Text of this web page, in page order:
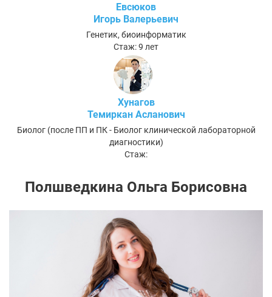
Евсюков
Игорь Валерьевич
Генетик, биоинформатик
Стаж: 9 лет
Хунагов
Темиркан Асланович
Биолог (после ПП и ПК - Биолог клинической лабораторной
диагностики)
Стаж:
Полшведкина Ольга Борисовна